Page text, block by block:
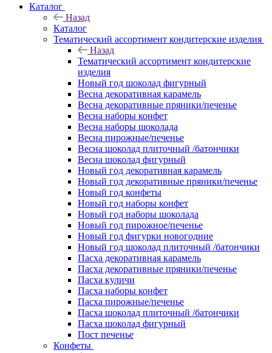
Каталог
Назад
Каталог
Тематический ассортимент кондитерские изделия
Назад
Тематический ассортимент кондитерские
изделия
Новый год шоколад фигурный
Весна декоративная карамель
Весна декоративные пряники/печенье
Весна наборы конфет
Весна наборы шоколада
Весна пирожные/печенье
Весна шоколад плиточный /батончики
Весна шоколад фигурный
Новый год декоративная карамель
Новый год декоративные пряники/печенье
Новый год конфеты
Новый год наборы конфет
Новый год наборы шоколада
Новый год пирожное/печенье
Новый год фигурки новогодние
Новый год шоколад плиточный /батончики
Пасха декоративная карамель
Пасха декоративные пряники/печенье
Пасха куличи
Пасха наборы конфет
Пасха пирожные/печенье
Пасха шоколад плиточный /батончики
Пасха шоколад фигурный
Пост печенье
Конфеты